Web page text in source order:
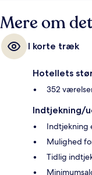
Mere om
I korte træk
Hotellets
352
Indtjekning/
Indtjekning
Mulighed
Tidlig